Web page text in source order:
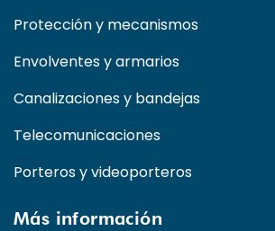
Protección y mecanismos
Envolventes y armarios
Canalizaciones y bandejas
Telecomunicaciones
Porteros y videoporteros
Más información